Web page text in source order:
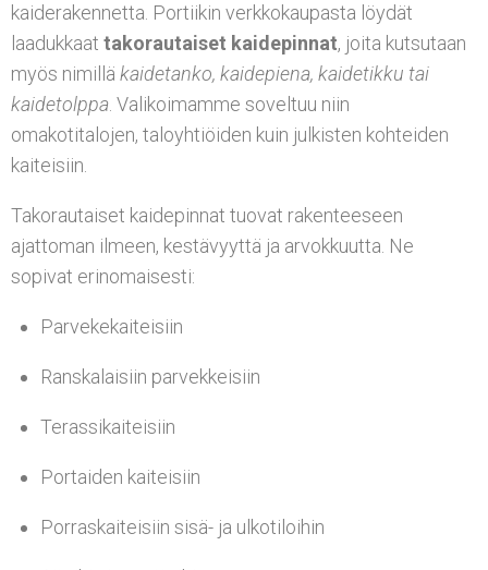
kaiderakennetta. Portiikin verkkokaupasta löydät
laadukkaat takorautaiset kaidepinnat, joita kutsutaan
myös nimillä kaidetanko, kaidepiena, kaidetikku tai
kaidetolppa . Valikoimamme soveltuu niin
omakotitalojen, taloyhtiöiden kuin julkisten kohteiden
kaiteisiin.
Takorautaiset kaidepinnat tuovat rakenteeseen
ajattoman ilmeen, kestävyyttä ja arvokkuutta. Ne
sopivat erinomaisesti:
Parvekekaiteisiin
Ranskalaisiin parvekkeisiin
Terassikaiteisiin
Portaiden kaiteisiin
Porraskaiteisiin sisä- ja ulkotiloihin